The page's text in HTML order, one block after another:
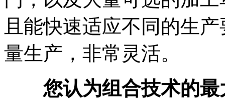
且能快速适应不同的生
量生产，非常灵活。
您认为组合技术的